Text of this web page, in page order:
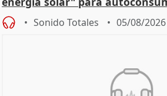
Sonido Totales 05/08/2026